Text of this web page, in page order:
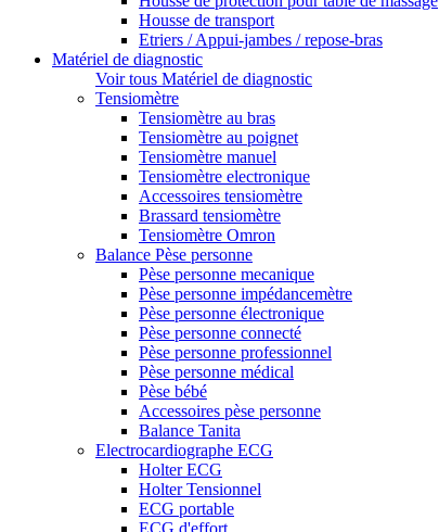
Housse de transport
Etriers / Appui-jambes / repose-bras
Matériel de diagnostic
Voir tous Matériel de diagnostic
Tensiomètre
Tensiomètre au bras
Tensiomètre au poignet
Tensiomètre manuel
Tensiomètre electronique
Accessoires tensiomètre
Brassard tensiomètre
Tensiomètre Omron
Balance Pèse personne
Pèse personne mecanique
Pèse personne impédancemètre
Pèse personne électronique
Pèse personne connecté
Pèse personne professionnel
Pèse personne médical
Pèse bébé
Accessoires pèse personne
Balance Tanita
Electrocardiographe ECG
Holter ECG
Holter Tensionnel
ECG portable